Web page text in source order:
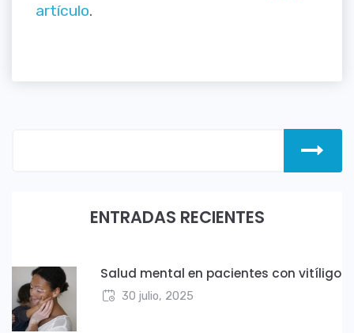
artículo.
ENTRADAS RECIENTES
Salud mental en pacientes con vitíligo
30 julio, 2025